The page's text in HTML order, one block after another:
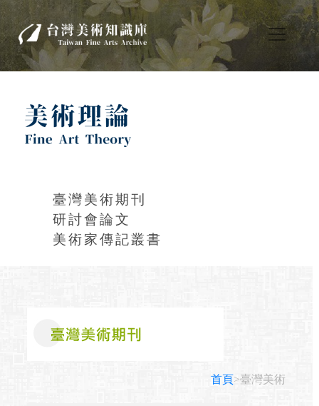
臺灣美術期刊
研討會論文
美術家傳記叢書
首頁>臺灣美術